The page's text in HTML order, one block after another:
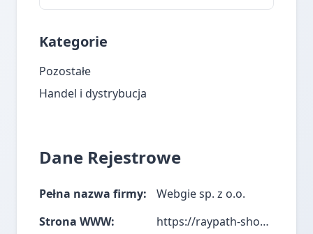
Kategorie
Pozostałe
Handel i dystrybucja
Dane Rejestrowe
Pełna nazwa firmy:
Webgie sp. z o.o.
Strona WWW:
https://raypath-shop.com/